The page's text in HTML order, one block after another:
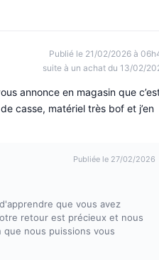
Publié le 21/02/2026 à
suite à un achat du 13/02/
annonce en magasin que
casse, matériel très bof et j’en
Publiée le 27/02/2026
que vous avez
retour est précieux et nous
que nous puissions vous